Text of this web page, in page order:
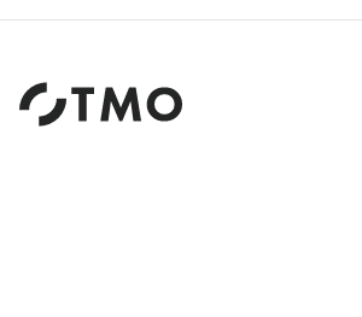
Institut
de
sondages